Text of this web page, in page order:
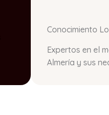
Conocimiento
Expertos en el
Almería y sus